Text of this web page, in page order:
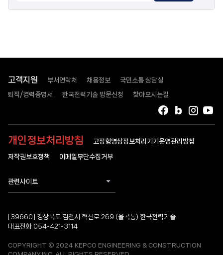
고객지원 부서연락처 채용정보 국민소통 상담실
퇴직/경력증명서 한국전력기술 방문신청 찾아오시는길
인스
블로그
페이스북
개인정보처리방침 고정형영상정보처리기기운영관리방침
저작권보호정책 이메일무단수집거부
관련사이트
[39660] 경상북도 김천시 혁신로 269 (율곡동) 한국전력기술
대표전화 054-421-3114
COPYRIGHT © 2024 KEPCO ENGINEERING & CONSTRUCTION